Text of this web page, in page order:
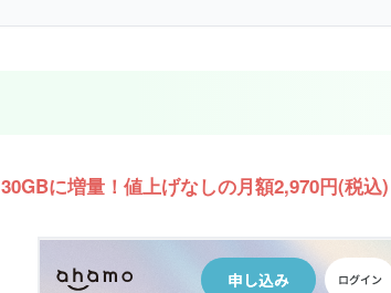
30GBに増量！値上げなしの月額2,970円(税込)